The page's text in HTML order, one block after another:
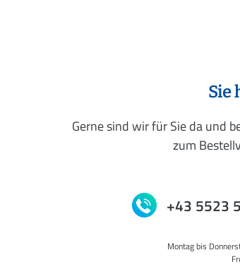
Sie
Gerne sind wir für Sie da und
zum
+43 5523
Montag bis